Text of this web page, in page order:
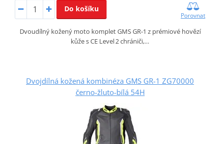
Do košíku
Porovnat
Dvoudílný kožený moto komplet GMS GR‑1 z prémiové hovězí
kůže s CE Level 2 chrániči,…
Dvojdílná kožená kombinéza GMS GR-1 ZG70000
černo-žluto-bílá 54H